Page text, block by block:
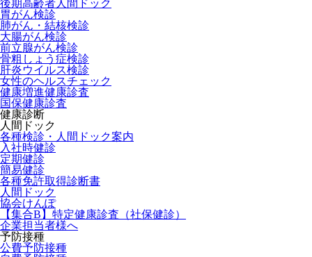
後期高齢者人間ドック
胃がん検診
肺がん・結核検診
大腸がん検診
前立腺がん検診
骨粗しょう症検診
肝炎ウイルス検診
女性のヘルスチェック
健康増進健康診査
国保健康診査
健康診断
人間ドック
各種検診・人間ドック案内
入社時健診
定期健診
簡易健診
各種免許取得診断書
人間ドック
協会けんぽ
【集合B】特定健康診査（社保健診）
企業担当者様へ
予防接種
公費予防接種